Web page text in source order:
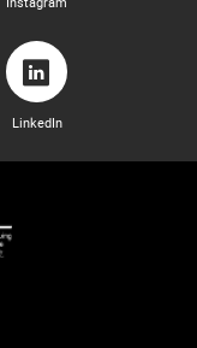
LinkedIn